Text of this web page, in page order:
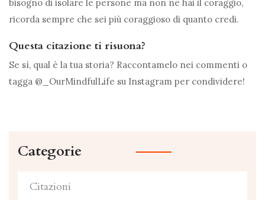
bisogno di isolare le persone ma non ne hai il coraggio,
ricorda sempre che sei più coraggioso di quanto credi.
Questa citazione ti risuona?
Se sì, qual è la tua storia? Raccontamelo nei commenti o
tagga @_OurMindfulLife su Instagram per condividere!
Categorie
Citazioni